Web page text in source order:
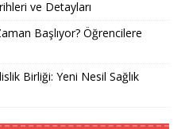
ve Detayları
Başlıyor? Öğrencilere
Birliği: Yeni Nesil Sağlık